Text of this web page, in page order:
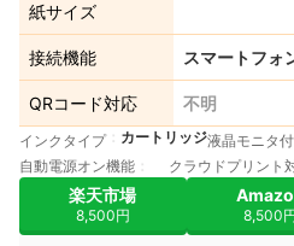
紙サイズ
接続機能 スマートフ
QRコード対応 不明
インクタイプ カートリッジ液晶モニタ
自動電源オン機能
クラウドプリント
楽天市場
8,500円 8,500